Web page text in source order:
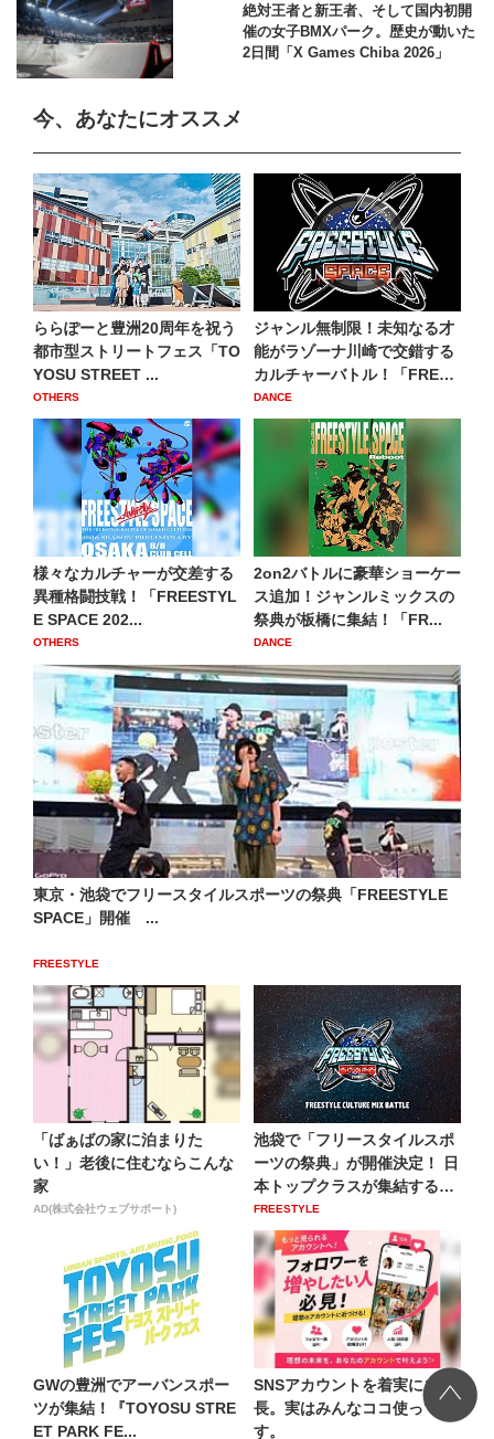
絶対王者と新王者、そして国内初開
催の女子BMXパーク。歴史が動いた
2日間「X Games Chiba 2026」
今、あなたにオススメ
ららぽーと豊洲20周年を祝う
都市型ストリートフェス「TO
YOSU STREET ...
OTHERS
ジャンル無制限！未知なる才
能がラゾーナ川崎で交錯する
カルチャーバトル！「FRE
E...
DANCE
様々なカルチャーが交差する
異種格闘技戦！「FREESTYL
E SPACE 202...
OTHERS
2on2バトルに豪華ショーケー
ス追加！ジャンルミックスの
祭典が板橋に集結！「FR...
DANCE
東京・池袋でフリースタイルスポーツの祭典「FREESTYLE
SPACE」開催 ...
FREESTYLE
「ばぁばの家に泊まりた
い！」老後に住むならこんな
家
AD(株式会社ウェブサポート)
池袋で「フリースタイルスポ
ーツの祭典」が開催決定！ 日
本トップクラスが集結する
業...
FREESTYLE
GWの豊洲でアーバンスポー
ツが集結！『TOYOSU STRE
ET PARK FE...
SNSアカウントを着実に成
長。実はみんなココ使ってま
す。